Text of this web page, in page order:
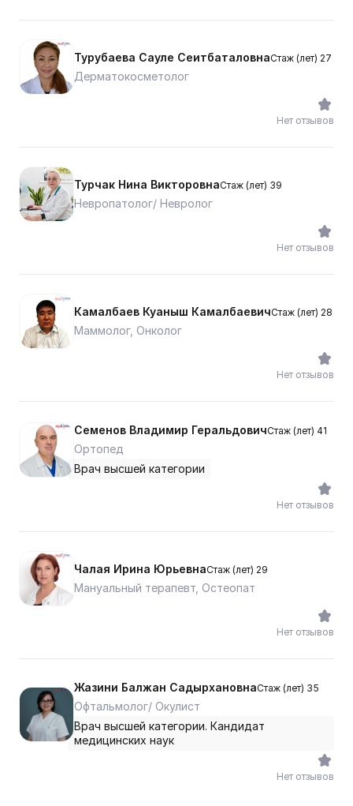
Турубаева Сауле СеитбаталовнаСтаж (лет) 27
Дерматокосметолог
Нет отзывов
Турчак Нина ВикторовнаСтаж (лет) 39
Невропатолог/ Невролог
Нет отзывов
Камалбаев Куаныш КамалбаевичСтаж (лет) 28
Маммолог, Онколог
Нет отзывов
Семенов Владимир ГеральдовичСтаж (лет) 41
Ортопед
Врач высшей категории
Нет отзывов
Чалая Ирина ЮрьевнаСтаж (лет) 29
Мануальный терапевт, Остеопат
Нет отзывов
Жазини Балжан СадырхановнаСтаж (лет) 35
Офтальмолог/ Окулист
Врач высшей категории. Кандидат
медицинских наук
Нет отзывов